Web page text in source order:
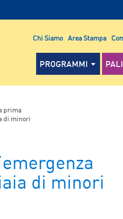
Chi Siamo Area Stampa
PROGRAMMI
prima
di minori
di minori